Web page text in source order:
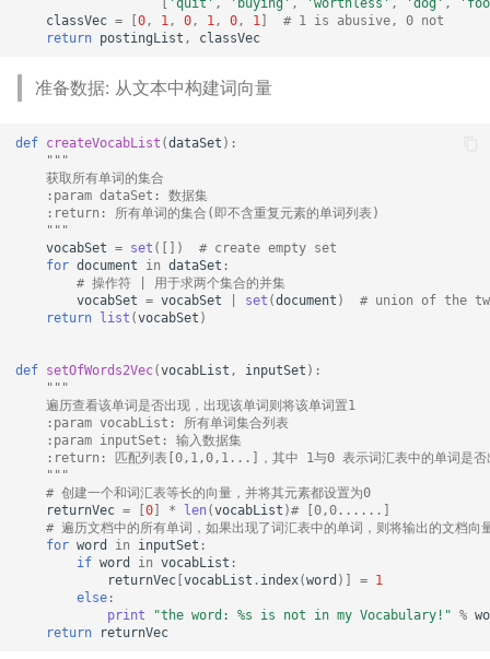
'quit' , 'buying' , 'worthless' , 'dog' ,
classVec = 0, 1, 0, 1, 0, 1
# 1 is abusive, 0 not
return postingList , classVec
准备数据: 从文本中构建词向量
def createVocabList (dataSet ):
"""
    获取所有单词的集合
    :param dataSet: 数据集
    :return: 所有单词的集合(即不含重复元素的单词列表)
    """
vocabSet = set ([])
# create empty set
for document in dataSet :
# 操作符 | 用于求两个集合的并集
vocabSet = vocabSet set (document )
# union of the
return list (vocabSet )
def setOfWords2Vec(vocabList , inputSet ):
"""
    遍历查看该单词是否出现，出现该单词则将该单词置1
    :param vocabList: 所有单词集合列表
    :param inputSet: 输入数据集
:return: 匹配列表[0,1,0,1...]，其中 1与0 表示词汇表中的单词是否
    """
# 创建一个和词汇表等长的向量，并将其元素都设置为0
returnVec = [0] * len(vocabList )# [0,0......]
# 遍历文档中的所有单词，如果出现了词汇表中的单词，则将输出的文档向
for word in inputSet :
if word in vocabList :
returnVec [vocabList . index(word )] = 1
else :
print
"the word: %s is not in my Vocabulary!" %
return
returnVec